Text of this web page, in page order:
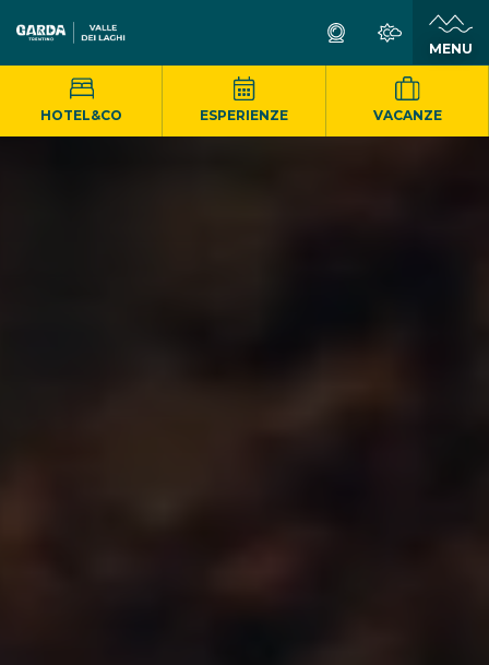
MENU
HOTEL&CO ESPERIENZE VACANZE